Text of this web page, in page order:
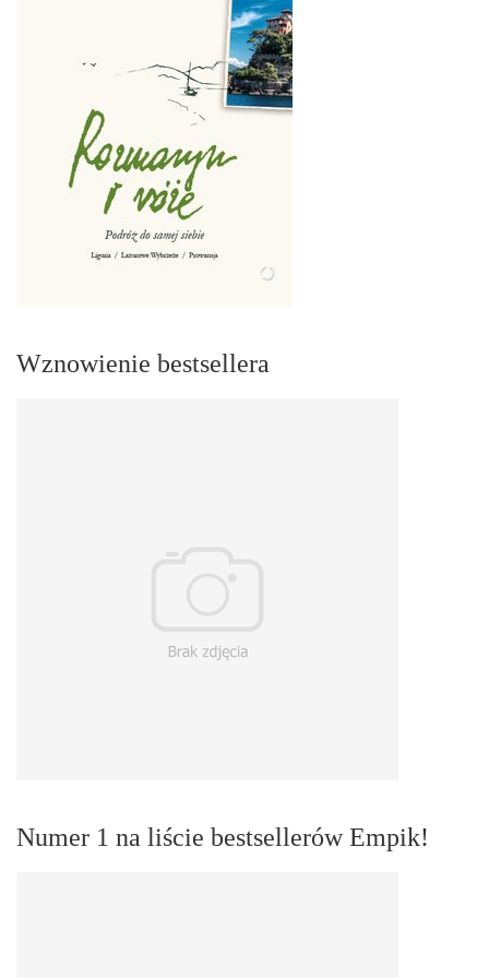
Wznowienie bestsellera
Numer 1 na liście bestsellerów Empik!